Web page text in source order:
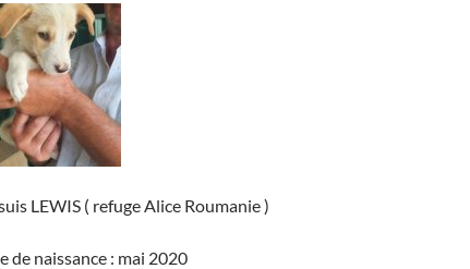
LEWIS ( refuge Alice Roumanie )
de naissance : mai 2020